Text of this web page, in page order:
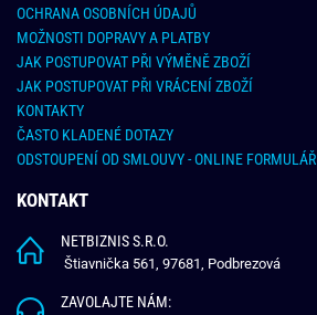
OCHRANA OSOBNÍCH ÚDAJŮ
MOŽNOSTI DOPRAVY A PLATBY
JAK POSTUPOVAT PŘI VÝMĚNĚ ZBOŽÍ
JAK POSTUPOVAT PŘI VRÁCENÍ ZBOŽÍ
KONTAKTY
ČASTO KLADENÉ DOTAZY
ODSTOUPENÍ OD SMLOUVY - ONLINE FORMULÁŘ
KONTAKT
NETBIZNIS S.R.O.
Štiavnička 561, 97681, Podbrezová
ZAVOLAJTE NÁM: